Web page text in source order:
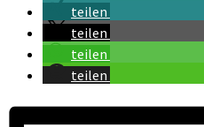
teilen
teilen
teilen
teilen